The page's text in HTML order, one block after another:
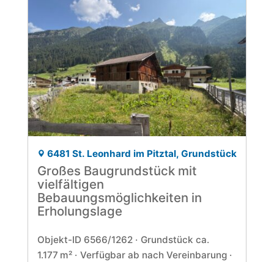
6481 St. Leonhard im Pitztal, Grundstück
Großes Baugrundstück mit
vielfältigen
Bebauungsmöglichkeiten in
Erholungslage
Objekt-ID 6566/1262
Grund­stück ca.
1.177 m²
Verfügbar ab nach Vereinbarung